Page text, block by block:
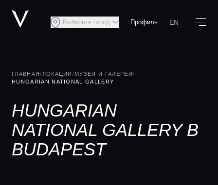
Выберите город Профиль EN
ГЛАВНАЯ/ ЛОКАЦИИ /МУЗЕИ И ГАЛЕРЕИ/
HUNGARIAN NATIONAL GALLERY
HUNGARIAN
NATIONAL GALLERY В
BUDAPEST